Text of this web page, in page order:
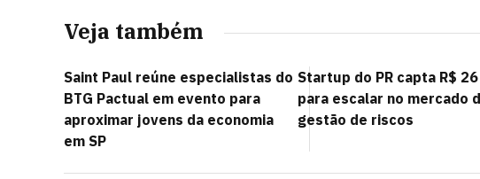
Veja também
Saint Paul reúne especialistas do
BTG Pactual em evento para
aproximar jovens da economia
em SP
Startup do PR capta R$
para escalar no mercado
gestão de riscos